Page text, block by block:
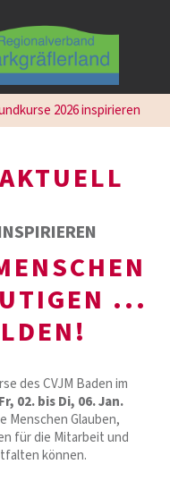
2026 inspirieren
...
des CVJM Baden im
Fr, 02. bis Di, 06. Jan.
Menschen Glauben,
für die Mitarbeit und
können.